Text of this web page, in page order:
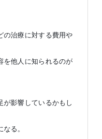
の治療に対する費用や
を他人に知られるのが
が影響しているかもし
る。